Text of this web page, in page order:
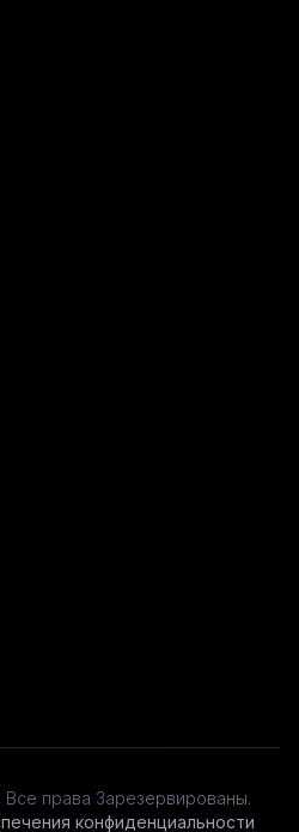
Все права Зарезервированы.
конфиденциальности